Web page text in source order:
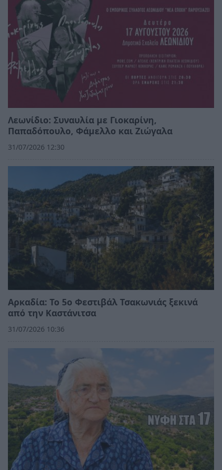
Λεωνίδιο: Συναυλία με Γιοκαρίνη,
Παπαδόπουλο, Φάμελλο και Ζιώγαλα
31/07/2026 12:30
Αρκαδία: Το 5ο Φεστιβάλ Τσακωνιάς ξεκινά
από την Καστάνιτσα
31/07/2026 10:36